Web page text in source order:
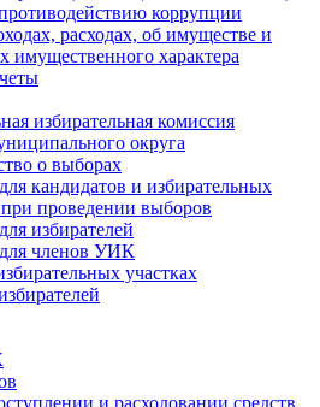
коррупции
расходах, об имуществе и
имущественного характера
избирательная комиссия
округа
о выборах
кандидатов и избирательных
проведении выборов
избирателей
членов УИК
участках
и расходовании средств